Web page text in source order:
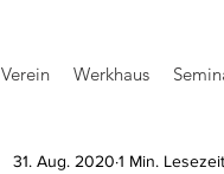
Verein Werkhaus
31. Aug. 2020 1 Min. Lesezeit